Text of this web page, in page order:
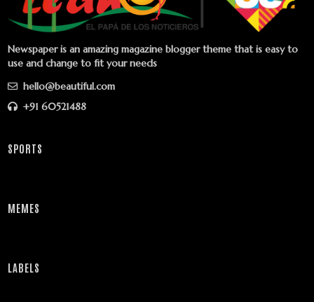
Newspaper is an amazing magazine blogger theme that is easy to
use and change to fit your needs
hello@beautiful.com
+91 60521488
SPORTS
MEMES
LABELS